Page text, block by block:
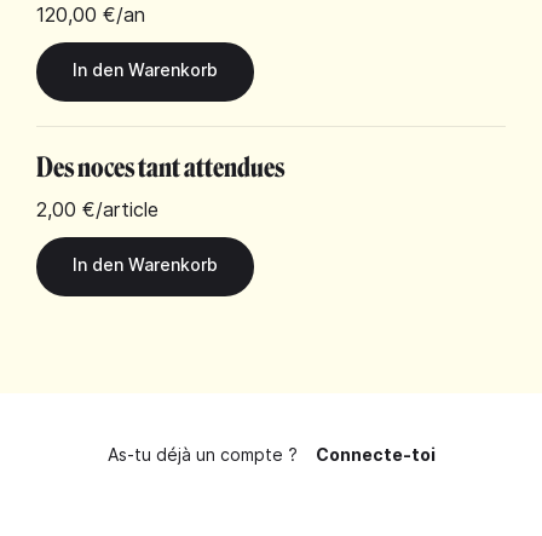
120,00 €/an
Des noces tant attendues
2,00 €/article
As-tu déjà un compte ? Connecte-toi